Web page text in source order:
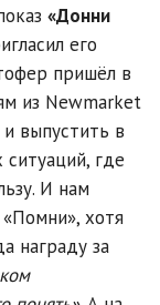
«Донни
его
пришёл в
из Newmarket
выпустить в
где
И нам
хотя
награду за